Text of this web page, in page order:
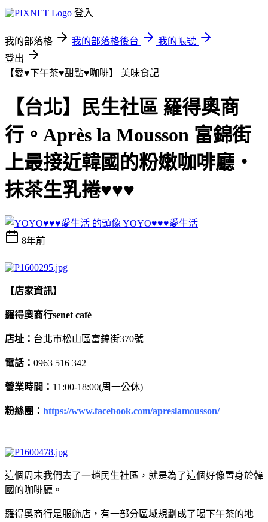
登入
我的部落格 我的部落格後台
我的帳號
登出
【愛♥下午茶♥甜點♥咖啡】 美味食記
【台北】民生社區 羅得奧商
行。Après la Mousson 富錦街
上最接近韓國的粉嫩咖啡廳‧
抹茶生乳捲♥♥♥
YOYO♥♥♥愛生活
8年前
【店家資訊】
羅得奧商行senet café
店址： 台北市松山區富錦街370號
電話： 0963 516 342
營業時間： 11:00-18:00(周一公休)
粉絲團： https://www.facebook.com/apreslamousson/
這個周末我們去了一趟民生社區，就是為了這個好像置身於韓
國的咖啡廳。
羅得奧商行是服飾店，有一部分區域規劃成了喝下午茶的地